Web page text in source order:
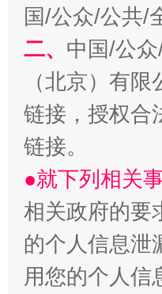
国/公众/公共/
二、 中国/公
（北京）有
链接，授权合
链接。
●就下列相关
相关政府的要
的个人信息泄
用您的个人信